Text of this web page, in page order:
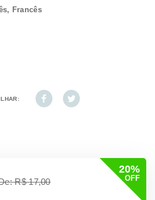
Francês
20%
OFF
R$ 17,00